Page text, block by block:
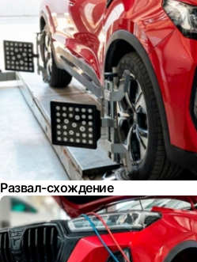
Развал-схождение